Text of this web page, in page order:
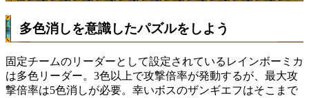
多色消しを意識したパズルをしよう
固定チームのリーダーとして設定されているレインボーミカ
は多色リーダー。3色以上で攻撃倍率が発動するが、最大攻
撃倍率は5色消しが必要。幸いボスのザンギエフはそこまで